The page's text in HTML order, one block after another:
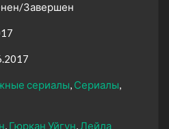
Завершен
сериалы Сериалы
Гюркан Уйгун Лейла